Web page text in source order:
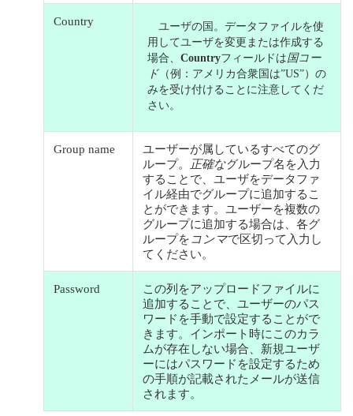
Country
ユーザの国。データファイルを使
用してユーザを変更または作成する
場合、 Countryフィールドは国コー
ド（例：アメリカ合衆国は”US”）の
みを受け付けることに注意してくだ
さい。
Group name
ユーザーが属しているすべてのグ
ループ。
正確なグループ名を入力
することで、ユーザをデータファ
イル経由でグループに追加するこ
とができます。ユーザーを複数の
グループに追加する場合は、各グ
ループをコンマで区切って入力し
てください。
Password
この列をアップロードファイルに
追加することで、ユーザーのパス
ワードを手動で設定することがで
きます。インポート時にこのカラ
ムが存在しない場合、新規ユーザ
ーにはパスワードを設定するため
の手順が記載されたメールが送信
されます。